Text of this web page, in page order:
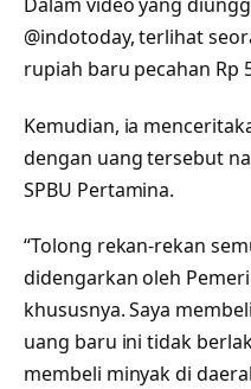
@indotoday, terlihat
rupiah baru pecahan Rp
Kemudian, ia
dengan uang tersebut
SPBU Pertamina.
“Tolong rekan-rekan
didengarkan oleh
khususnya. Saya
uang baru ini tidak
membeli minyak di